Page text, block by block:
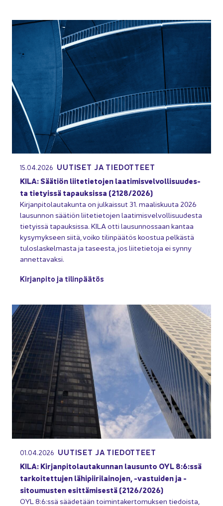
15.04.2026 UU­TI­SET JA TIE­DOT­TEET
KILA: Sää­tiön lii­te­tie­to­jen laa­ti­mis­vel­vol­li­suu­des­
ta tie­tyis­sä ta­pauk­sis­sa (2128/2026)
Kir­jan­pi­to­lau­ta­kun­ta on jul­kais­sut 31. maa­lis­kuu­ta 2026
lausun­non sää­tiön lii­te­tie­to­jen laa­ti­mis­vel­vol­li­suu­des­ta
tie­tyis­sä ta­pauk­sis­sa. KILA otti lausun­nos­saan kan­taa
ky­sy­myk­seen siitä, voiko ti­lin­pää­tös koos­tua pel­käs­tä
tu­los­las­kel­mas­ta ja ta­sees­ta, jos lii­te­tie­to­ja ei synny
an­net­ta­vak­si.
Kir­jan­pi­to ja ti­lin­pää­tös
01.04.2026 UU­TI­SET JA TIE­DOT­TEET
KILA: Kir­jan­pi­to­lau­ta­kun­nan lausun­to OYL 8:6:ssä
tar­koi­tet­tu­jen lä­hi­pii­ri­lai­no­jen, -​vastuiden ja -​
sitoumusten esit­tä­mi­ses­tä (2126/2026)
OYL 8:6:ssä sää­de­tään toi­min­ta­ker­to­muk­sen tie­dois­ta,